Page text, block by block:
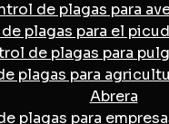
de plagas para
plagas para el
de plagas para
plagas para
Abrera
plagas para